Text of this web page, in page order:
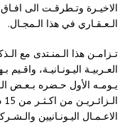
الاخيـرة وتـطرقـت الى افـاق
الـعـقـاري في هذا الـمجـال.
تـزامـن هذا الـمنـتدى مع
العـربيـة اليـونـانيـة،
يـومـه الأول حـضره بـعـض
الاعـمـال اليـونـانيين